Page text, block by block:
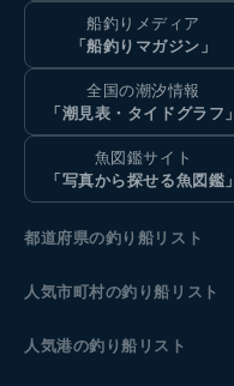
船釣りメディア
「船釣りマガジン」
全国の潮汐情報
「潮見表・タイドグラフ」
魚図鑑サイト
「写真から探せる魚図鑑」
都道府県の釣り船リスト
人気市町村の釣り船リスト
人気港の釣り船リスト